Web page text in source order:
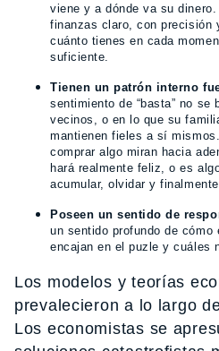
viene y a dónde va su
finanzas claro, con precisión
cuánto tienes en cada
suficiente.
Tienen un patrón interno
sentimiento de “basta” no se
vecinos, o en lo que su
mantienen fieles a sí
comprar algo miran hacia
hará realmente feliz, o es
acumular, olvidar y finalmente
Poseen un sentido de
un sentido profundo de
encajan en el puzle y cuáles
Los modelos y teorías
prevalecieron a lo largo
Los economistas se